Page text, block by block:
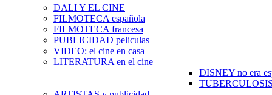
DALI Y EL CINE
FILMOTECA española
FILMOTECA francesa
PUBLICIDAD peliculas
VIDEO: el cine en casa
LITERATURA en el cine
DISNEY no era